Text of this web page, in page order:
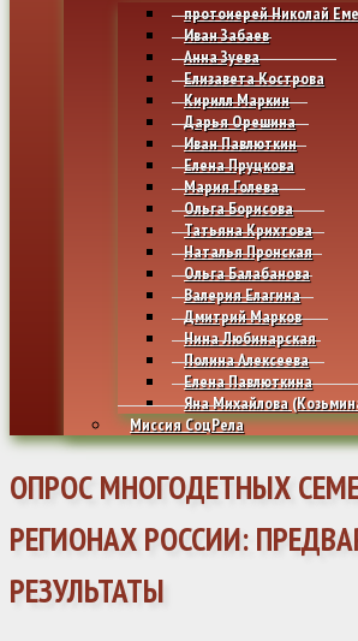
протоиерей Николай
Иван Забаев
Анна Зуева
Елизавета Кострова
Кирилл Маркин
Дарья Орешина
Иван Павлюткин
Елена Пруцкова
Мария Голева
Ольга Борисова
Татьяна Крихтова
Наталья Пронская
Ольга Балабанова
Валерия Елагина
Дмитрий Марков
Нина Любинарская
Полина Алексеева
Елена Павлюткина
Яна Михайлова
Миссия СоцРела
ОПРОС МНОГОДЕТНЫХ
РЕГИОНАХ РОССИИ:
РЕЗУЛЬТАТЫ